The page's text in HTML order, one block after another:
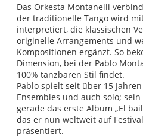
Das Orkesta Montanelli
der traditionelle Tango wird
interpretiert, die klassischen
originelle Arrangements und
Kompositionen ergänzt. So
Dimension, bei der Pablo
100% tanzbaren Stil findet.
Pablo spielt seit über 15
Ensembles und auch solo;
gerade das erste Album „El
das er nun weltweit auf
präsentiert.